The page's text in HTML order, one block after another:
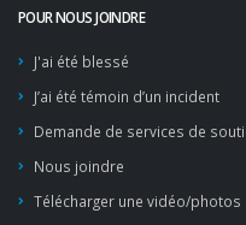
POUR NOUS JOINDRE
J'ai été blessé
J’ai été témoin d’un incident
Demande de services de
Nous joindre
Télécharger une vidéo/photos